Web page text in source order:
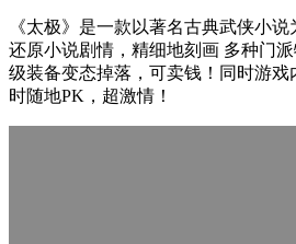
《太极》是一款以著名古典武侠小
还原小说剧情，精细地刻画 多种门
级装备变态掉落，可卖钱！同时游
时随地PK，超激情！